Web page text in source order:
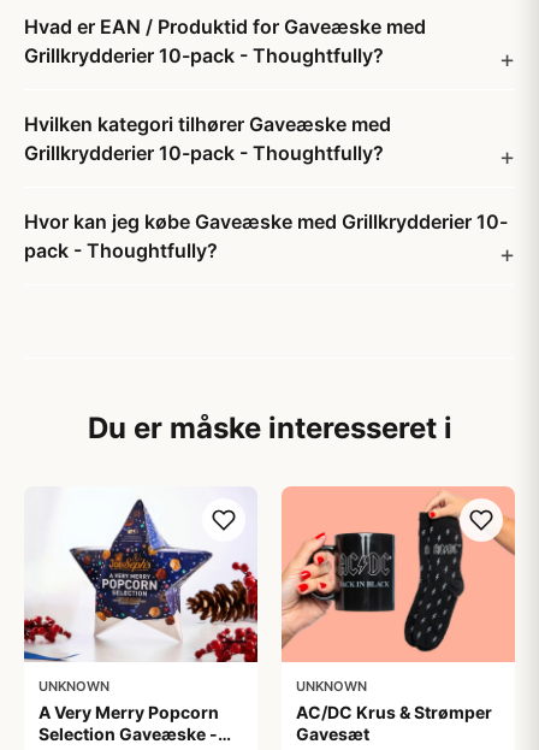
Hvad er EAN / Produktid for Gaveæske med
Grillkrydderier 10-pack - Thoughtfully?
Hvilken kategori tilhører Gaveæske med
Grillkrydderier 10-pack - Thoughtfully?
Hvor kan jeg købe Gaveæske med Grillkrydderier 10-
pack - Thoughtfully?
Du er måske interesseret i
UNKNOWN
A Very Merry Popcorn
Selection Gaveæske -
UNKNOWN
AC/DC Krus & Strømper
Gavesæt